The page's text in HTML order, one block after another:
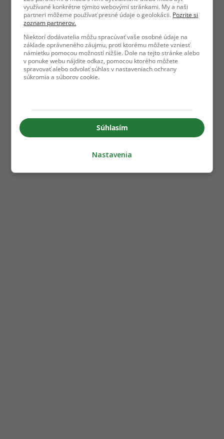
využívané konkrétne týmito webovými stránkami. My a naši
partneri môžeme používať presné údaje o geolokácii. Pozrite si
zoznam partnerov.
Niektorí dodávatelia môžu spracúvať vaše osobné údaje na
základe oprávneného záujmu, proti ktorému môžete vzniesť
námietku pomocou možností nižšie. Dole na tejto stránke alebo
v ponuke webu nájdite odkaz, pomocou ktorého môžete
spravovať alebo odvolať súhlas v nastaveniach ochrany
súkromia a súborov cookie.
Súhlasím
Nastavenia